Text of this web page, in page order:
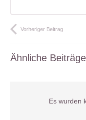
Vorheriger Beitrag
Ähnliche Beiträge
Es wurden